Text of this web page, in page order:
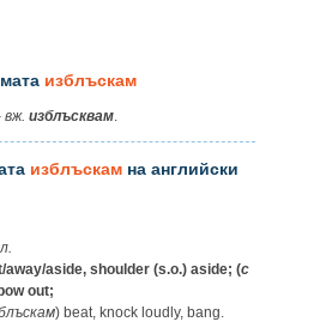
изблъскам
вж. изблъсквам.
изблъскам на английски
away/aside, shoulder (s.o.) aside; (с
out;
) beat, knock loudly, bang.